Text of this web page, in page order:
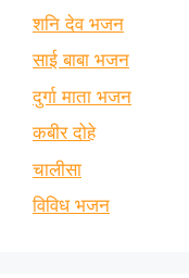
शनि देव भजन
साई बाबा भजन
दुर्गा माता भजन
कबीर दोहे
चालीसा
विविध भजन